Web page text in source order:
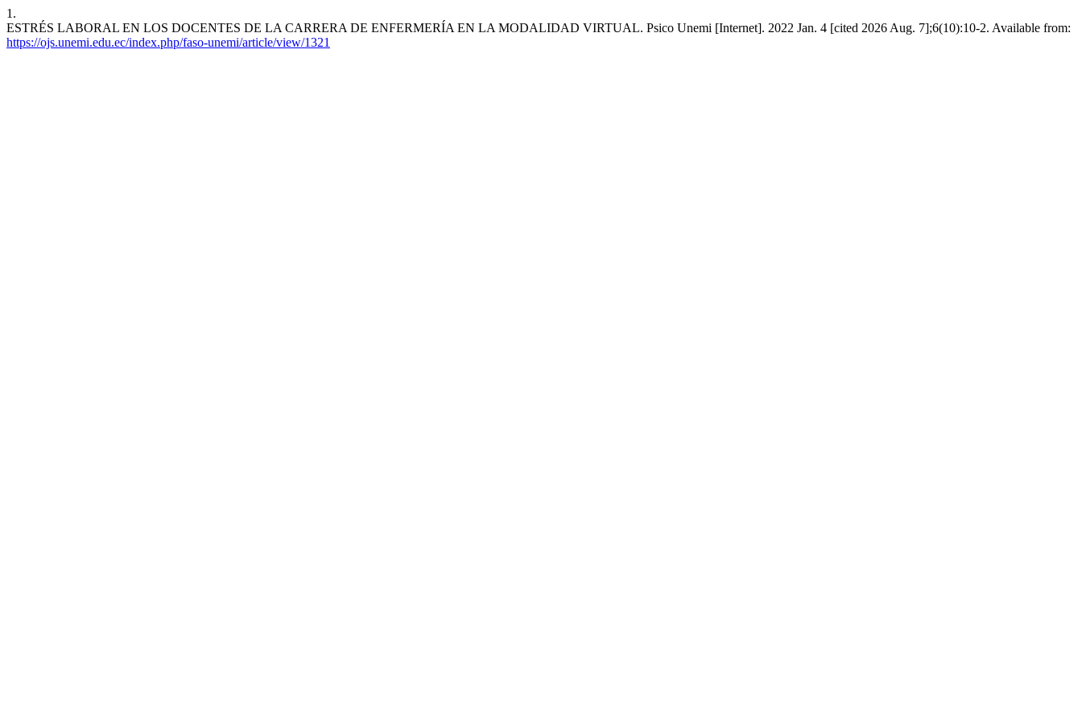
1.
ESTRÉS LABORAL EN LOS DOCENTES DE LA CARRERA DE ENFERMERÍA EN LA MODALIDAD VIRTUAL. Psico Unemi [Internet]. 2022 Jan. 4 [cited 2026 Aug. 7];6(10):10-2. Available from:
https://ojs.unemi.edu.ec/index.php/faso-unemi/article/view/1321